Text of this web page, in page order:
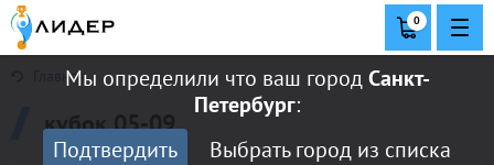
Мы определили что ваш городСанкт-
Петербург:
Подтвердить
Выбрать город из списка
0
Главная
кубок 05-09